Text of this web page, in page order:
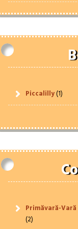
Piccalilly(1)
Primăvară-Vară
(2)